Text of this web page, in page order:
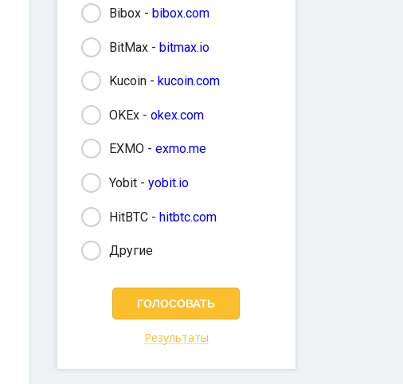
Bibox - bibox.com
BitMax - bitmax.io
Kucoin - kucoin.com
OKEx - okex.com
EXMO - exmo.me
Yobit - yobit.io
HitBTC - hitbtc.com
Другие
Результаты